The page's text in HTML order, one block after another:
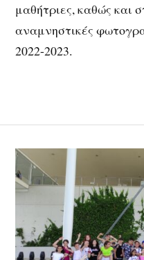
μαθήτριες, καθώς και
αναμνηστικές
2022-2023.